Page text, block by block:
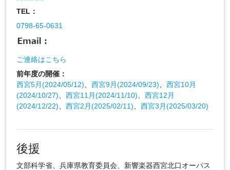
TEL：
0798-65-0631
ご連絡はこちら
前年度の開催：
西宮5月(2024/05/12)
西宮9月(2024/09/23)
西宮10月
(2024/10/27)
西宮11月(2024/11/10)
西宮12月
(2024/12/22)
西宮2月(2025/02/11) 西宮3月(2025/03/20)
後援
文部科学省、兵庫県教育委員会、新響楽器西宮北口オーパス